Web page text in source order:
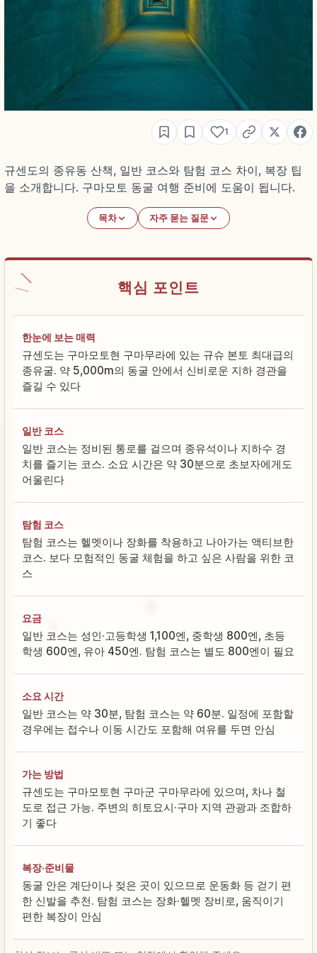
1
규센도의 종유동 산책, 일반 코스와 탐험 코스 차이, 복장 팁
을 소개합니다. 구마모토 동굴 여행 준비에 도움이 됩니다.
목차 자주 묻는 질문
핵심 포인트
한눈에 보는 매력
규센도는 구마모토현 구마무라에 있는 규슈 본토 최대급의
종유굴. 약 5,000m의 동굴 안에서 신비로운 지하 경관을
즐길 수 있다
일반 코스
일반 코스는 정비된 통로를 걸으며 종유석이나 지하수 경
치를 즐기는 코스. 소요 시간은 약 30분으로 초보자에게도
어울린다
탐험 코스
탐험 코스는 헬멧이나 장화를 착용하고 나아가는 액티브한
코스. 보다 모험적인 동굴 체험을 하고 싶은 사람을 위한 코
스
요금
일반 코스는 성인·고등학생 1,100엔, 중학생 800엔, 초등
학생 600엔, 유아 450엔. 탐험 코스는 별도 800엔이 필요
소요 시간
일반 코스는 약 30분, 탐험 코스는 약 60분. 일정에 포함할
경우에는 접수나 이동 시간도 포함해 여유를 두면 안심
가는 방법
규센도는 구마모토현 구마군 구마무라에 있으며, 차나 철
도로 접근 가능. 주변의 히토요시·구마 지역 관광과 조합하
기 좋다
복장·준비물
동굴 안은 계단이나 젖은 곳이 있으므로 운동화 등 걷기 편
한 신발을 추천. 탐험 코스는 장화·헬멧 장비로, 움직이기
편한 복장이 안심